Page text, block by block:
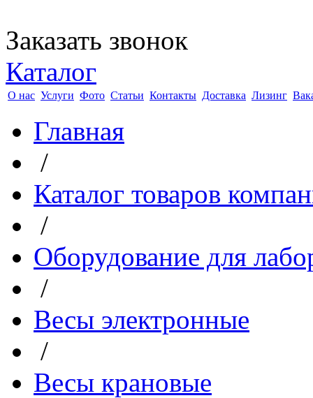
Заказать звонок
Каталог
О нас Услуги Фото Статьи Контакты Доставка Лизинг
Главная
/
Каталог товаров
/
Оборудование для
/
Весы электронные
/
Весы крановые